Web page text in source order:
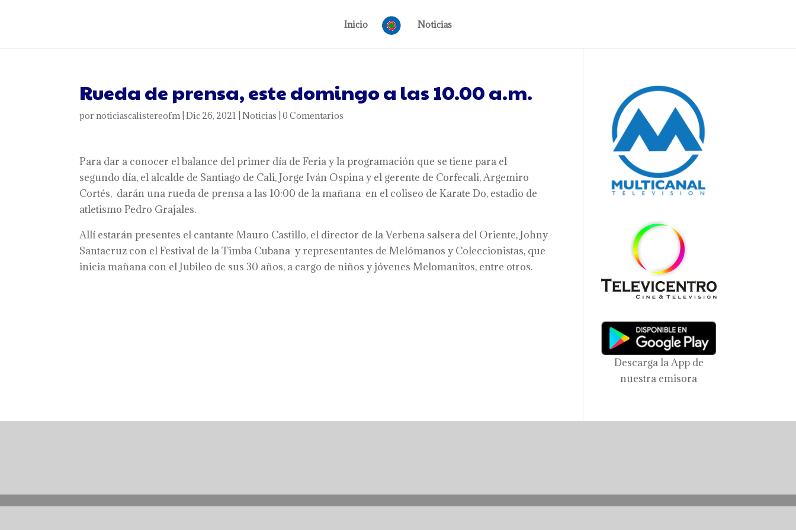
Inicio Noticias
Rueda de prensa, este domingo a las 10.00 a.m.
pornoticiascalistereofm|Dic 26, 2021 |Noticias |0 Comentarios
Para dar a conocer el balance del primer día de Feria y la programación que se tiene para el
segundo día, el alcalde de Santiago de Cali, Jorge Iván Ospina y el gerente de Corfecali, Argemiro
Cortés, darán una rueda de prensa a las 10:00 de la mañana en el coliseo de Karate Do, estadio de
atletismo Pedro Grajales.
Allí estarán presentes el cantante Mauro Castillo, el director de la Verbena salsera del Oriente, Johny
Santacruz con el Festival de la Timba Cubana y representantes de Melómanos y Coleccionistas, que
inicia mañana con el Jubileo de sus 30 años, a cargo de niños y jóvenes Melomanitos, entre otros.
Descarga la App de
nuestra emisora